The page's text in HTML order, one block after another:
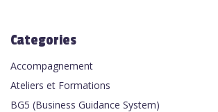
Categories
Accompagnement
Ateliers et Formations
BG5 (Business Guidance System)